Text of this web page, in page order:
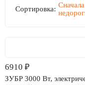
Сортировка: Сначала
6910 ₽
ЗУБР 3000 Вт, электрический